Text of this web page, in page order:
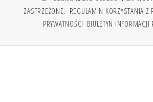
ZASTRZEŻONE. REGULAMIN KORZYSTANIA Z
PRYWATNOŚCI BIULETYN INFORMACJI